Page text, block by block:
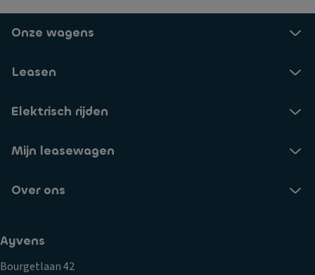
Onze wagens
Leasen
Elektrisch rijden
Mijn leasewagen
Over ons
Ayvens
Bourgetlaan 42